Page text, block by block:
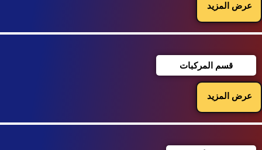
عرض المزيد
قسم المركبات
عرض المزيد